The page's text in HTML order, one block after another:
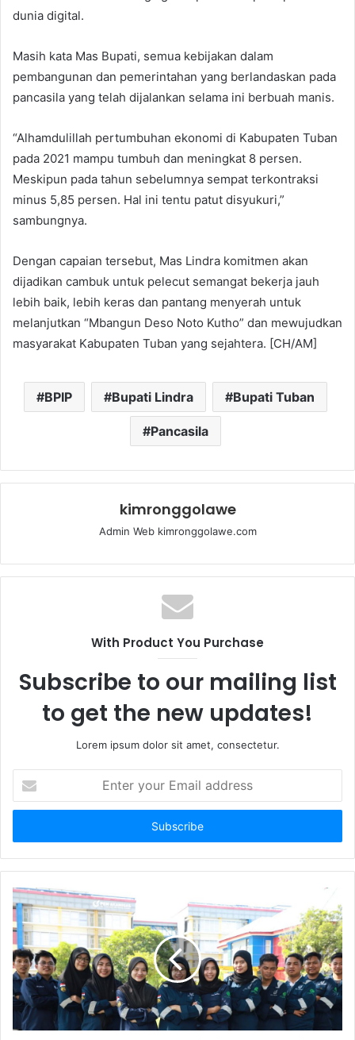
dunia digital.
Masih kata Mas Bupati, semua kebijakan dalam
pembangunan dan pemerintahan yang berlandaskan pada
pancasila yang telah dijalankan selama ini berbuah manis.
“Alhamdulillah pertumbuhan ekonomi di Kabupaten Tuban
pada 2021 mampu tumbuh dan meningkat 8 persen.
Meskipun pada tahun sebelumnya sempat terkontraksi
minus 5,85 persen. Hal ini tentu patut disyukuri,”
sambungnya.
Dengan capaian tersebut, Mas Lindra komitmen akan
dijadikan cambuk untuk pelecut semangat bekerja jauh
lebih baik, lebih keras dan pantang menyerah untuk
melanjutkan “Mbangun Deso Noto Kutho” dan mewujudkan
masyarakat Kabupaten Tuban yang sejahtera. [CH/AM]
BPIP Bupati Lindra Bupati Tuban
Pancasila
kimronggolawe
Admin Web kimronggolawe.com
With Product You Purchase
Subscribe to our mailing list
to get the new updates!
Lorem ipsum dolor sit amet, consectetur.
t
r
y
u
r
E
m
a
i
l
a
d